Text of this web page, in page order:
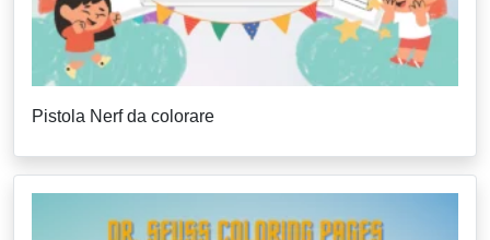
Pistola Nerf da colorare